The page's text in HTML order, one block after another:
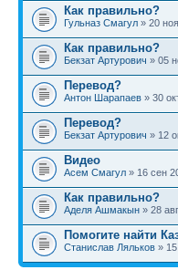
Как правильно?
Гульназ Смагул » 20
Как правильно?
Бекзат Артурович » 05
Перевод?
Антон Шарапаев » 30
Перевод?
Бекзат Артурович » 12
Видео
Асем Смагул » 16 сен
Как правильно?
Аделя Ашмакын » 28
Помогите найти
Станислав Ляльков »